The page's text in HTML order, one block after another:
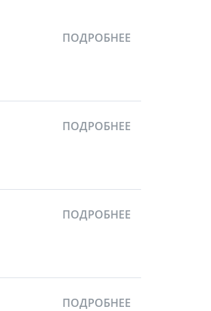
ПОДРОБНЕЕ
ПОДРОБНЕЕ
ПОДРОБНЕЕ
ПОДРОБНЕЕ